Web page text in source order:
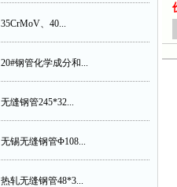
35CrMoV、40...
20#钢管化学成分和...
无缝钢管245*32...
无锡无缝钢管Φ108...
热轧无缝钢管48*3...